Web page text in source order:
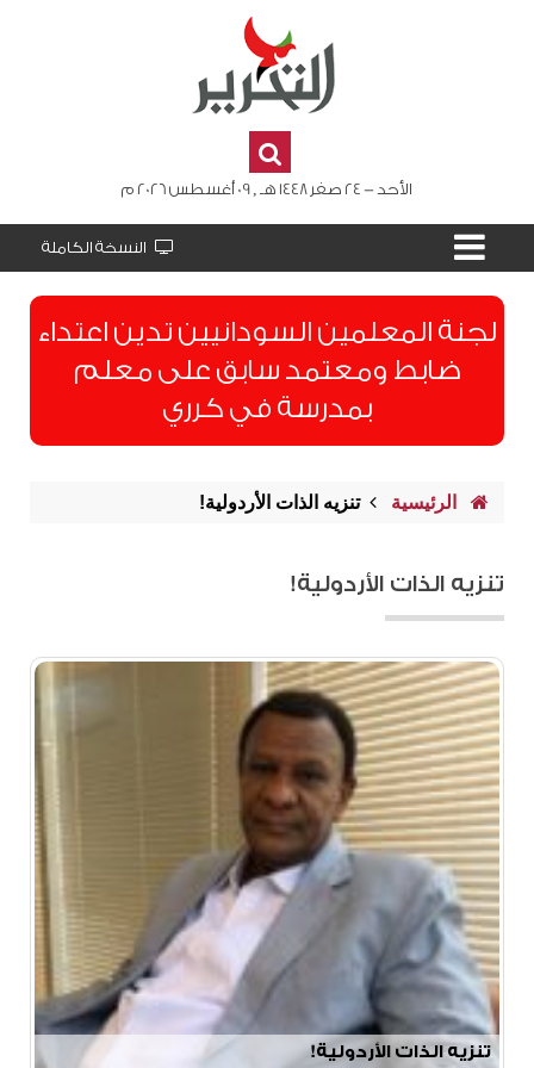
الأحد - 24 صفر 1448 هـ , 09 أغسطس 2026 م
النسخة الكاملة
لجنة المعلمين السودانيين تدين اعتداء
ضابط ومعتمد سابق على معلم
بمدرسة في كرري
الرئيسية تنزيه الذات الأردولية!
تنزيه الذات الأردولية!
تنزيه الذات الأردولية!